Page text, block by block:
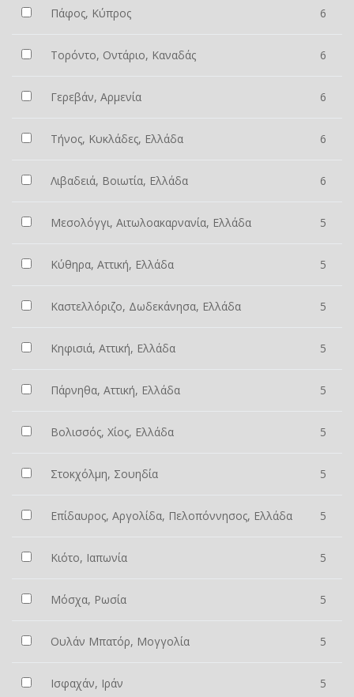
Πάφος, Κύπρος 6
Τορόντο, Οντάριο, Καναδάς 6
Γερεβάν, Αρμενία 6
Τήνος, Κυκλάδες, Ελλάδα 6
Λιβαδειά, Βοιωτία, Ελλάδα 6
Μεσολόγγι, Αιτωλοακαρνανία, Ελλάδα 5
Κύθηρα, Αττική, Ελλάδα 5
Καστελλόριζο, Δωδεκάνησα, Ελλάδα 5
Κηφισιά, Αττική, Ελλάδα 5
Πάρνηθα, Αττική, Ελλάδα 5
Βολισσός, Χίος, Ελλάδα 5
Στοκχόλμη, Σουηδία 5
Επίδαυρος, Αργολίδα, Πελοπόννησος, Ελλάδα 5
Κιότο, Ιαπωνία 5
Μόσχα, Ρωσία 5
Ουλάν Μπατόρ, Μογγολία 5
Ισφαχάν, Ιράν 5